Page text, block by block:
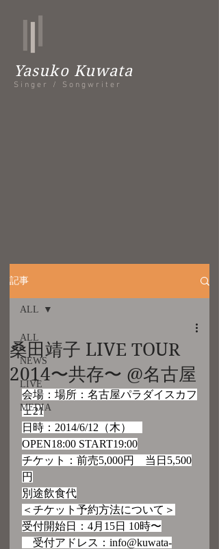
Yasuko Kuwata
Singer / Songwriter
記事
ALL
NEWS
LIVE
MEDIA
ALL
桑田靖子 LIVE TOUR
2014〜共存〜 @名古屋
会場：場所：名古屋パラダイスカフ
ェ21
日時：2014/6/12（木）
OPEN18:00 START19:00
チケット：前売5,000円　当日5,500
円
別途飲食代
＜チケット予約方法について＞
受付開始日：4月15日 10時〜
受付アドレス：info@kuwata-